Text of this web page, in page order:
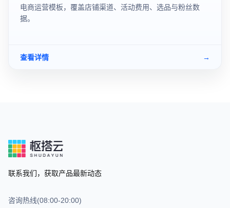
电商运营模板，覆盖店铺渠道、活动费用、选品与粉丝数
据。
查看详情 →
联系我们，获取产品最新动态
咨询热线(08:00-20:00)